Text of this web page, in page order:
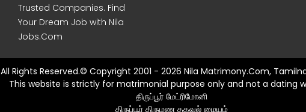
Trusted Companies. Find
Your Dream Job with Nila
Jobs.Com
All Rights Reserved.© Copyright 2001 - 2026 Nila Matrimony.Com,
This website is strictly for matrimonial purpose only and not a dating
திருப்பூர் மேட்ரிமோனி
திருப்பூர் திருமண தகவல் மையம்